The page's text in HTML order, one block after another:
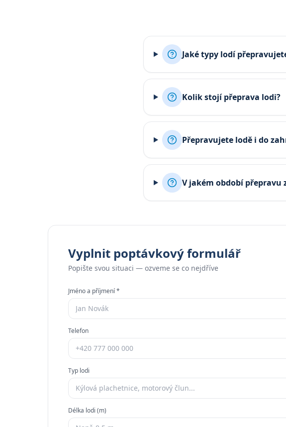
Jaké typy lodí
Kolik stojí přeprava lodi?
Přepravujete lodě i do
V jakém období přepravu
Vyplnit poptávkový formulář
Popište svou situaci — ozveme se co nejdříve
Jméno a příjmení *
Telefon
Typ lodi
Délka lodi (m)